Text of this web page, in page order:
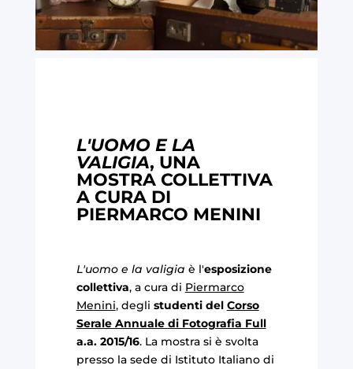
L'UOMO E LA
VALIGIA, UNA
MOSTRA COLLETTIVA
A CURA DI
PIERMARCO MENINI
L'uomo e la valigia è l'esposizione
collettiva, a cura di Piermarco
Menini, degli studenti del Corso
Serale Annuale di Fotografia Full
a.a. 2015/16. La mostra si è svolta
presso la sede di Istituto Italiano di